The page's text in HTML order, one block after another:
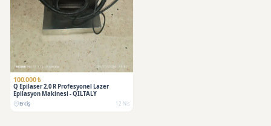
100.000 ₺
Q Epilaser 2.0 R Profesyonel Lazer
Epilasyon Makinesi - QILTALY
Erciş 12 Nis